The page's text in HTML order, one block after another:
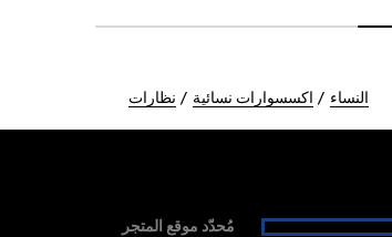
النساء اكسسوارات نسائية نظارات
مُحدّد موقع المتجر